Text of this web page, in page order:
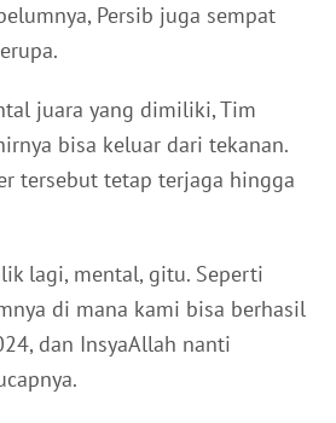
Persib juga sempat
juara yang dimiliki, Tim
bisa keluar dari tekanan.
tersebut tetap terjaga hingga
lagi, mental, gitu. Seperti
di mana kami bisa berhasil
dan InsyaAllah nanti